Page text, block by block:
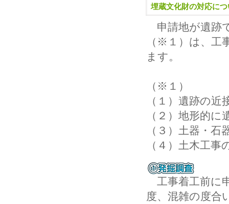
埋蔵文化財の対応につ
申請地が遺跡
（※１）は、工
ます。
（※１）
（１）遺跡の
（２）地形的
（３）土器・
（４）土木工
工事着工前に
度、混雑の度合